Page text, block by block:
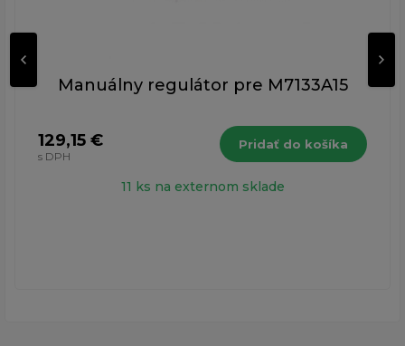
Manuálny regulátor pre M7133A15
129,15 €
s DPH
Pridať do košíka
11 ks na externom sklade